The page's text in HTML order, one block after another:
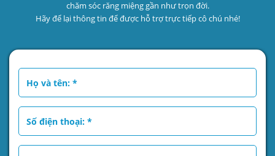
chăm sóc răng miệng gần như trọn đời.
Hãy để lại thông tin để được hỗ trợ trực tiếp cô chú nhé!